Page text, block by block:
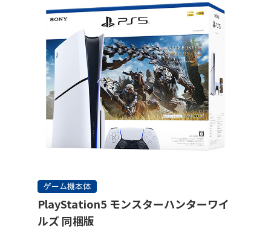
ゲーム機本体
PlayStation5 モンスターハンターワイ
ルズ 同梱版